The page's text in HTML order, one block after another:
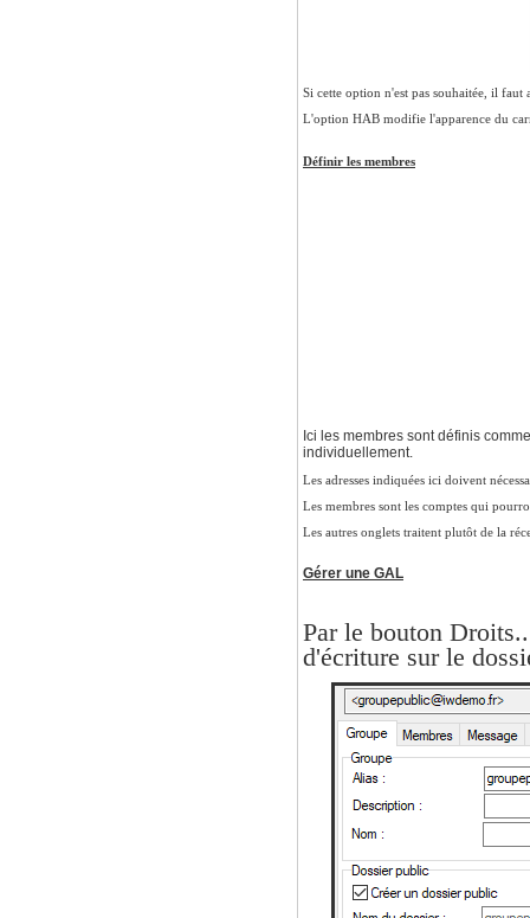
Si cette option n'est pas souhaitée, il
L'option HAB modifie l'apparence du
Définir les membres
Ici les membres sont définis
individuellement.
Les adresses indiquées ici doivent
Les membres sont les comptes qui
Les autres onglets traitent plutôt de la
Gérer une GAL
Par le bouton
d'écriture sur le